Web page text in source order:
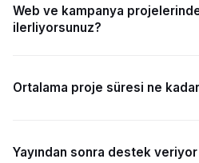
Web ve kampanya
ilerliyorsunuz?
Ortalama proje süresi ne
Yayından sonra destek